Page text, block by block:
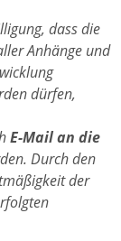
dass die
Anhänge und
dürfen,
E-Mail an die
Durch den
der